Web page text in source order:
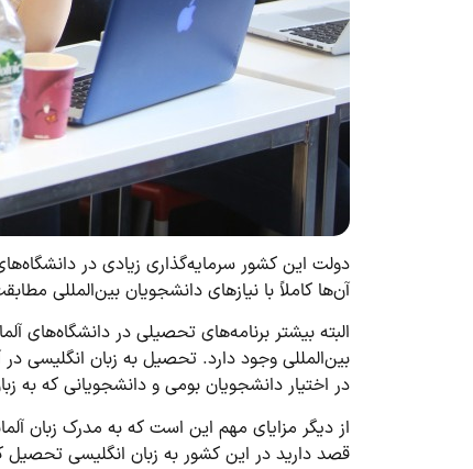
دولت این کشور سرمایه‌گذاری زیادی در
آن‌ها کاملاً با نیازهای دانشجویان بین‌المللی
البته بیشتر برنامه‌های تحصیلی در
بین‌المللی وجود دارد. تحصیل به زبان انگلیسی
در اختیار دانشجویان بومی و دانشجویانی که
از دیگر مزایای مهم این است که به مدرک زبان
قصد دارید در این کشور به زبان انگلیسی تحصیل